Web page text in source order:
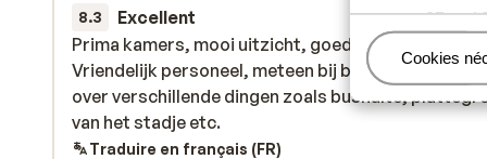
Gérer
Cookies
8.3 Excellent
27 mai
Prima kamers, mooi uitzicht, goede centrale ligging.
Vriendelijk personeel, meteen bij binnenkomst al
over verschillende dingen zoals bushalte,
van het stadje etc.
Prima kamers, mooi uitzicht, goede centrale ligging.
Vriendelijk personeel, meteen bij binnenkomst al
over verschillende dingen zoals bushalte,
van het stadje etc.
Traduire en français (FR)